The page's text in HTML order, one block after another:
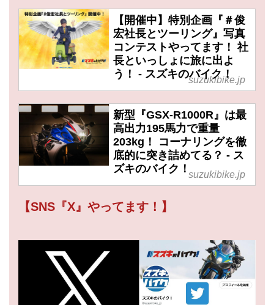
【開催中】特別企画『＃俊
宏社長とツーリング』写真
コンテストやってます！ 社
長といっしょに旅に出よ
う！ - スズキのバイク！
suzukibike.jp
新型『GSX-R1000R』は最
高出力195馬力で重量
203kg！ コーナリングを徹
底的に突き詰めてる？ - ス
ズキのバイク！ suzukibike.jp
【SNS『X』やってます！】